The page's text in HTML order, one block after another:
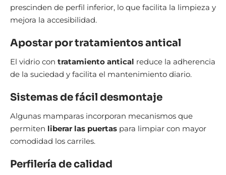
prescinden de perfil inferior, lo que facilita la limpieza y
mejora la accesibilidad.
Apostar por tratamientos antical
El vidrio con tratamiento antical reduce la adherencia
de la suciedad y facilita el mantenimiento diario.
Sistemas de fácil desmontaje
Algunas mamparas incorporan mecanismos que
permiten liberar las puertas para limpiar con mayor
comodidad los carriles.
Perfilería de calidad